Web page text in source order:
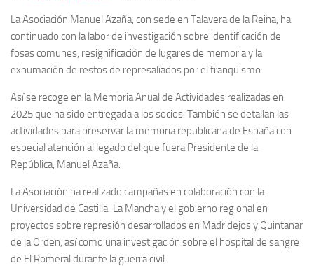
Investigación previa de la represión en Talavera de la Reina (1937-
Informe Represión en Toledo 1936-1947 | Buscador
Informe de la fosa de abril de 1939 de Tembleque
Enciclopedia Republicana
Militantes históricos IR
Personajes republicanos
Izquierda Republicana. Agrupaciones y Militantes (1934-1939)
Izquierda Republicana. Navarra
Izquierda Republicana. Galicia
Textos esenciales del republicanismo
La Asociación Manuel Azaña, con sede en Talavera de la Reina, ha
continuado con la labor de investigación sobre identificación de
fosas comunes, resignificación de lugares de memoria y la
exhumación de restos de represaliados por el franquismo.
Así se recoge en la Memoria Anual de Actividades realizadas en
2025 que ha sido entregada a los socios. También se detallan las
actividades para preservar la memoria republicana de España con
especial atención al legado del que fuera Presidente de la
República, Manuel Azaña.
La Asociación ha realizado campañas en colaboración con la
Universidad de Castilla-La Mancha y el gobierno regional en
proyectos sobre represión desarrollados en Madridejos y Quintanar
de la Orden, así como una investigación sobre el hospital de sangre
de El Romeral durante la guerra civil.